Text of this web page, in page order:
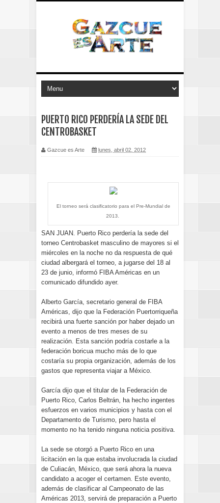
PUERTO RICO PERDERÍA LA SEDE DEL
CENTROBASKET
Gazcue es Arte lunes, abril 02, 2012
El torneo será clasificatorio para el Pre-Mundial de
2013.
SAN JUAN. Puerto Rico perdería la sede del
torneo Centrobasket masculino de mayores si el
miércoles en la noche no da respuesta de qué
ciudad albergará el torneo, a jugarse del 18 al
23 de junio, informó FIBA Américas en un
comunicado difundido ayer.
Alberto García, secretario general de FIBA
Américas, dijo que la Federación Puertorriqueña
recibirá una fuerte sanción por haber dejado un
evento a menos de tres meses de su
realización. Esta sanción podría costarle a la
federación boricua mucho más de lo que
costaría su propia organización, además de los
gastos que representa viajar a México.
García dijo que el titular de la Federación de
Puerto Rico, Carlos Beltrán, ha hecho ingentes
esfuerzos en varios municipios y hasta con el
Departamento de Turismo, pero hasta el
momento no ha tenido ninguna noticia positiva.
La sede se otorgó a Puerto Rico en una
licitación en la que estaba involucrada la ciudad
de Culiacán, México, que será ahora la nueva
candidato a acoger el certamen. Este evento,
además de clasificar al Campeonato de las
Américas 2013, servirá de preparación a Puerto